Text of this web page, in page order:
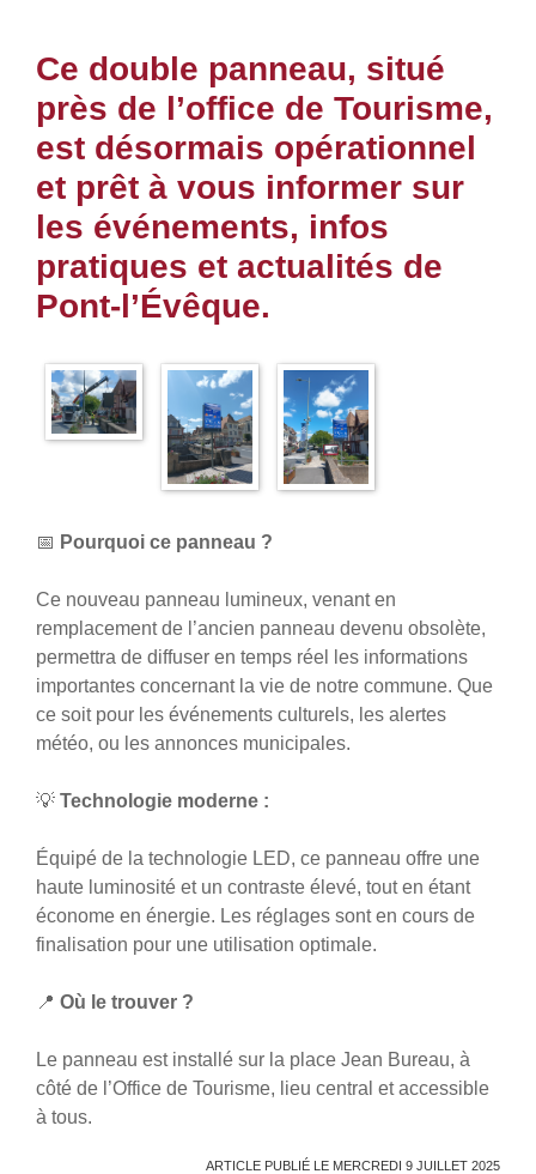
Ce double panneau, situé
près de l’office de Tourisme,
est désormais opérationnel
et prêt à vous informer sur
les événements, infos
pratiques et actualités de
Pont-l’Évêque.
📅 Pourquoi ce panneau ?
Ce nouveau panneau lumineux, venant en
remplacement de l’ancien panneau devenu obsolète,
permettra de diffuser en temps réel les informations
importantes concernant la vie de notre commune. Que
ce soit pour les événements culturels, les alertes
météo, ou les annonces municipales.
💡 Technologie moderne :
Équipé de la technologie LED, ce panneau offre une
haute luminosité et un contraste élevé, tout en étant
économe en énergie. Les réglages sont en cours de
finalisation pour une utilisation optimale.
📍 Où le trouver ?
Le panneau est installé sur la place Jean Bureau, à
côté de l’Office de Tourisme, lieu central et accessible
à tous.
ARTICLE PUBLIÉ LE MERCREDI 9 JUILLET 2025